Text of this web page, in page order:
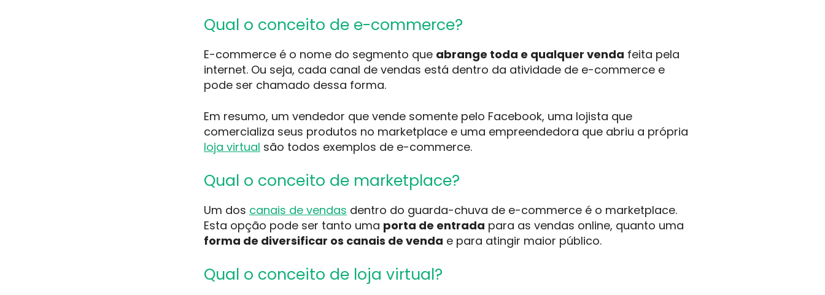
Qual o conceito de e-commerce?
E-commerce é o nome do segmento que abrange toda e qualquer venda feita pela
internet. Ou seja, cada canal de vendas está dentro da atividade de e-commerce e
pode ser chamado dessa forma.
Em resumo, um vendedor que vende somente pelo Facebook, uma lojista que
comercializa seus produtos no marketplace e uma empreendedora que abriu a própria
loja virtual são todos exemplos de e-commerce.
Qual o conceito de marketplace?
Um dos canais de vendas dentro do guarda-chuva de e-commerce é o marketplace.
Esta opção pode ser tanto uma porta de entrada para as vendas online, quanto uma
forma de diversificar os canais de venda e para atingir maior público.
Qual o conceito de loja virtual?